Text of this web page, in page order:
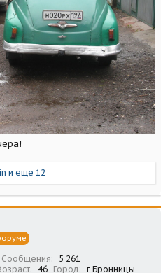
и еще 12
Сообщения
5 261
46 Город г Бронницы